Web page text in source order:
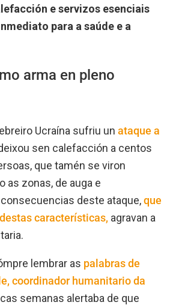
e servizos esenciais
para a saúde e a
arma en pleno
Ucraína sufriu un ataque a
sen calefacción a centos
que tamén se viron
as zonas, de auga e
deste ataque,que
características, agravan a
lembrar as palabras de
coordinador humanitario da
semanas alertaba de que